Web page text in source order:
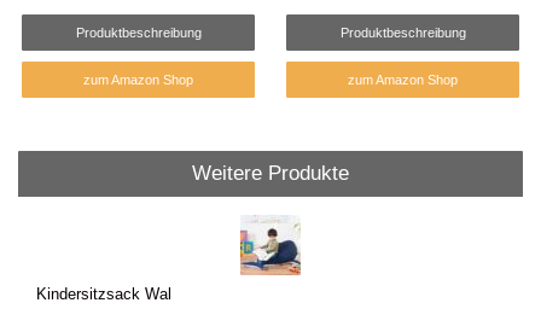
Produktbeschreibung
zum Amazon Shop
Produktbeschreibung
zum Amazon Shop
Weitere Produkte
Kindersitzsack Wal